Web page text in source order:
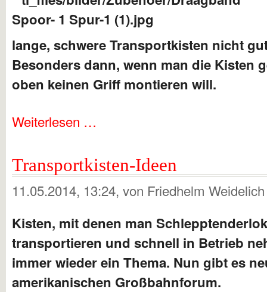
lange, schwere Transportkisten nicht
Besonders dann, wenn man die Kisten
oben keinen Griff montieren will.
Weiterlesen …
Transportkisten-Ideen
11.05.2014, 13:24, von Friedhelm
Kisten, mit denen man
transportieren und schnell in Betrieb
immer wieder ein Thema. Nun gibt es
amerikanischen Großbahnforum.